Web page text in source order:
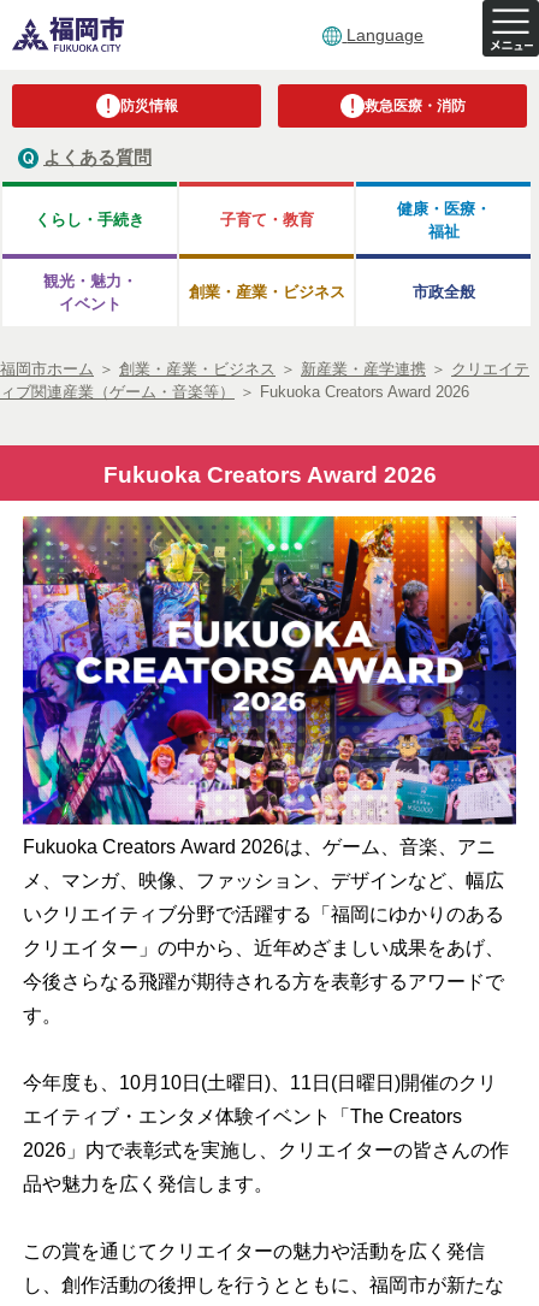
Language
防災情報 救急医療・消防
よくある質問
くらし・手続き 子育て・教育
健康・医療・
福祉
観光・魅力・
イベント
創業・産業・ビジネス 市政全般
福岡市ホーム ＞ 創業・産業・ビジネス ＞ 新産業・産学連携 ＞ クリエイテ
ィブ関連産業（ゲーム・音楽等）
＞ Fukuoka Creators Award 2026
Fukuoka Creators Award 2026
Fukuoka Creators Award 2026は、ゲーム、音楽、アニ
メ、マンガ、映像、ファッション、デザインなど、幅広
いクリエイティブ分野で活躍する「福岡にゆかりのある
クリエイター」の中から、近年めざましい成果をあげ、
今後さらなる飛躍が期待される方を表彰するアワードで
す。
今年度も、10月10日(土曜日)、11日(日曜日)開催のクリ
エイティブ・エンタメ体験イベント「The Creators
2026」内で表彰式を実施し、クリエイターの皆さんの作
品や魅力を広く発信します。
この賞を通じてクリエイターの魅力や活動を広く発信
し、創作活動の後押しを行うとともに、福岡市が新たな